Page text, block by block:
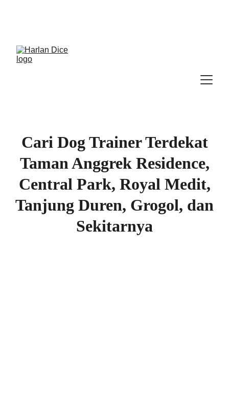
Cari Dog Trainer Terdekat
Taman Anggrek Residence,
Central Park, Royal Medit,
Tanjung Duren, Grogol, dan
Sekitarnya